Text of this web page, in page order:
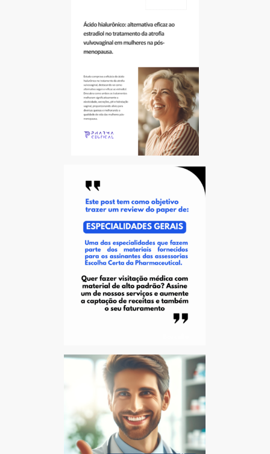
Nenhum produto no carrinho.
Go To Shop